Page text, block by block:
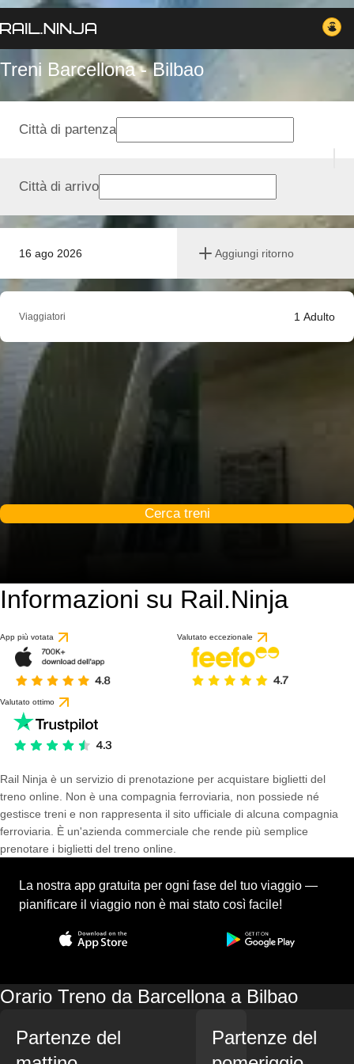
Treni Barcellona - Bilbao
16 ago 2026 Aggiungi ritorno
Città di partenza
Città di arrivo
Viaggiatori 1 Adulto
Cerca treni
Informazioni su Rail.Ninja
App più votata Valutato eccezionale
Valutato ottimo
Rail Ninja è un servizio di prenotazione per acquistare biglietti del
treno online. Non è una compagnia ferroviaria, non possiede né
gestisce treni e non rappresenta il sito ufficiale di alcuna compagnia
ferroviaria. È un'azienda commerciale che rende più semplice
prenotare i biglietti del treno online.
La nostra app gratuita per ogni fase del tuo viaggio —
pianificare il viaggio non è mai stato così facile!
Orario Treno da Barcellona a Bilbao
Partenze del
Partenze del